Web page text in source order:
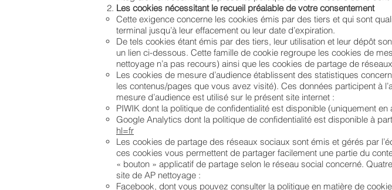
Les cookies nécessitant le recueil préalable de votre consentement
Cette exigence concerne les cookies émis par des tiers et qui sont
terminal jusqu’à leur effacement ou leur date d’expiration.
De tels cookies étant émis par des tiers, leur utilisation et leur dépôt
un lien ci-dessous. Cette famille de cookie regroupe les cookies de
nettoyage n’a pas recours) ainsi que les cookies de partage de
Les cookies de mesure d’audience établissent des statistiques
les contenus/pages que vous avez visité). Ces données participent à
mesure d’audience est utilisé sur le présent site internet :
PIWIK dont la politique de confidentialité est disponible (uniquement
Google Analytics dont la politique de confidentialité est disponible à
hl=fr
Les cookies de partage des réseaux sociaux sont émis et gérés par
ces cookies vous permettent de partager facilement une partie du
« bouton » applicatif de partage selon le réseau social concerné.
site de AP nettoyage :
Facebook, dont vous pouvez consulter la politique en matière de